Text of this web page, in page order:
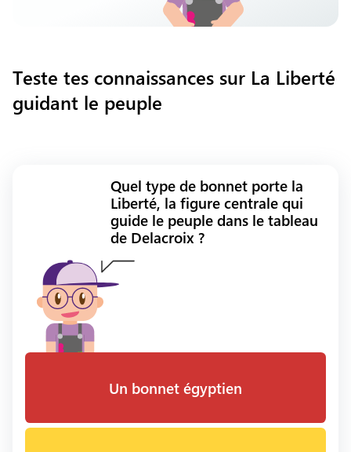
Teste tes connaissances sur La Liberté
guidant le peuple
Quel type de bonnet porte la
Liberté, la figure centrale qui
guide le peuple dans le tableau
de Delacroix ?
Un bonnet égyptien